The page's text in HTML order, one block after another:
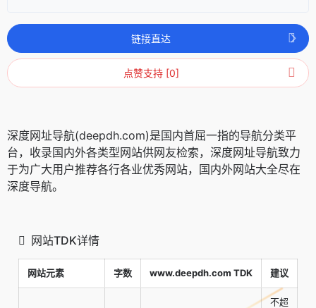
链接直达
点赞支持 [0]
深度网址导航(deepdh.com)是国内首屈一指的导航分类平
台，收录国内外各类型网站供网友检索，深度网址导航致力
于为广大用户推荐各行各业优秀网站，国内外网站大全尽在
深度导航。
网站TDK详情
网站元素 字数 www.deepdh.com TDK 建议
不超